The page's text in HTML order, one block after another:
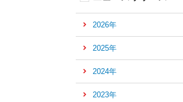
2026年
2025年
2024年
2023年